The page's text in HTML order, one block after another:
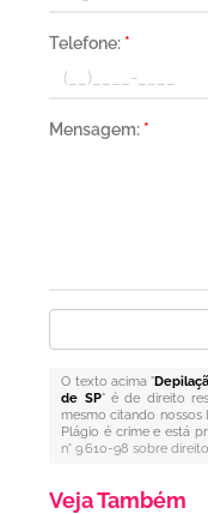
Telefone: *
Mensagem: *
O texto acima "
de SP" é de direito
mesmo citando nossos
Plágio é crime e está
n° 9.610-98 sobre
Veja Também